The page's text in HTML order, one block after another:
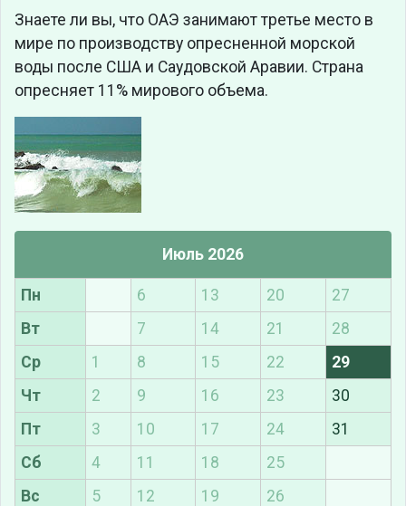
Знаете ли вы, что ОАЭ занимают третье место в
мире по производству опресненной морской
воды после США и Саудовской Аравии. Страна
опресняет 11% мирового объема.
Июль 2026
Пн 6 13 20
27
Вт
7 14 21
28
Ср
1 8 15 22
29
Чт
2 9 16 23
30
Пт
3 10 17 24
31
Сб
4 11 18
25
Вс
5 12 19 26